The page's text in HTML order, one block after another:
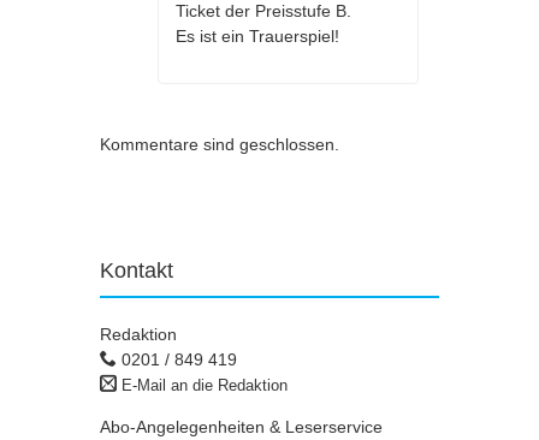
Ticket der Preisstufe B.
Es ist ein Trauerspiel!
Kommentare sind geschlossen.
Kontakt
Redaktion
0201 / 849 419
E-Mail an die Redaktion
Abo-Angelegenheiten & Leserservice